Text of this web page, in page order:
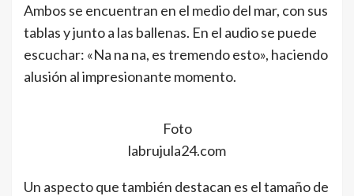
Ambos se encuentran en el medio del mar, con sus
tablas y junto a las ballenas. En el audio se puede
escuchar: «Na na na, es tremendo esto», haciendo
alusión al impresionante momento.
Foto
labrujula24.com
Un aspecto que también destacan es el tamaño de